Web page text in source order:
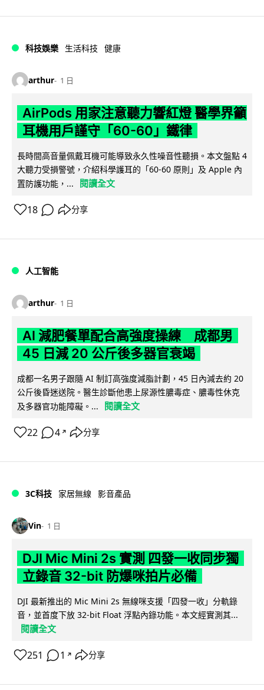
科技娛樂 生活科技 健康
arthur 1 日
AirPods 用家注意聽力響紅燈 醫學界籲
耳機用戶謹守「60-60」鐵律
長時間高音量佩戴耳機可能導致永久性噪音性聽損。本文盤點 4
大聽力受損警號，介紹科學護耳的「60-60 原則」及 Apple 內
置防護功能，...
閱讀全文
18 分享
人工智能
arthur 1 日
AI 減肥餐單配合高強度操練 成都男
45 日減 20 公斤後多器官衰竭
成都一名男子跟隨 AI 制訂高強度減脂計劃，45 日內減去約 20
公斤後昏迷送院。醫生診斷他患上尿源性膿毒症、膿毒性休克
及多器官功能障礙。...
閱讀全文
22 4 ↗ 分享
3C科技 家居無線 影音產品
Vin 1 日
DJI Mic Mini 2s 實測 四發一收同步獨
立錄音 32-bit 防爆咪拍片必備
DJI 最新推出的 Mic Mini 2s 無線咪支援「四發一收」分軌錄
音，並首度下放 32-bit Float 浮點內錄功能。本文經實測其...
閱讀全文
251 1 ↗ 分享